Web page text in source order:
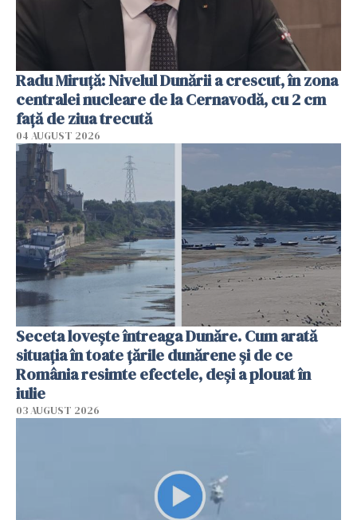
Radu Miruţă: Nivelul Dunării a crescut, în zona
centralei nucleare de la Cernavodă, cu 2 cm
faţă de ziua trecută
04 AUGUST 2026
Seceta lovește întreaga Dunăre. Cum arată
situația în toate țările dunărene și de ce
România resimte efectele, deși a plouat în
iulie
03 AUGUST 2026